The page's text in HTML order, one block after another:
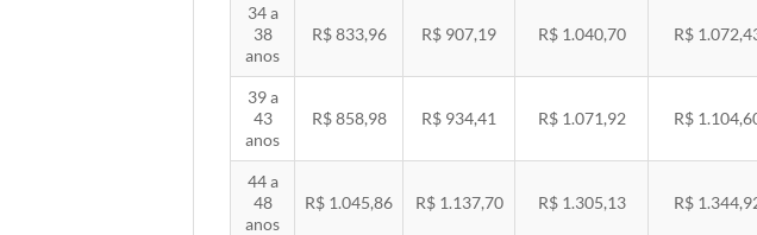
34 a
38
anos
R$ 833,96 R$ 907,19 R$ 1.040,70 R$
39 a
43
anos
R$ 858,98 R$ 934,41 R$ 1.071,92 R$
44 a
48
anos
R$ 1.045,86 R$ 1.137,70 R$ 1.305,13 R$